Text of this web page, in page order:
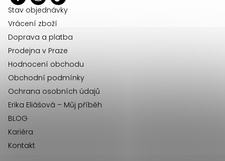
Stav objednávky
Vrácení zboží
Doprava a platba
Prodejna v Praze
Hodnocení obchodu
Obchodní podmínky
Ochrana osobních údajů
Erika Eliášová – Můj příběh
BLOG
Kariéra
Kontakt